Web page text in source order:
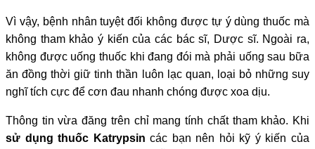
Vì vậy, bệnh nhân tuyệt đối không được tự ý dùng thuốc mà
không tham khảo ý kiến của các bác sĩ, Dược sĩ. Ngoài ra,
không được uống thuốc khi đang đói mà phải uống sau bữa
ăn đồng thời giữ tinh thần luôn lạc quan, loại bỏ những suy
nghĩ tích cực để cơn đau nhanh chóng được xoa dịu.
Thông tin vừa đăng trên chỉ mang tính chất tham khảo. Khi
sử dụng thuốc Katrypsin các bạn nên hỏi kỹ ý kiến của